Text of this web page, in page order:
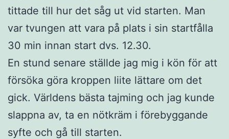
tittade till hur det såg ut vid starten. Man
var tvungen att vara på plats i sin startfålla
30 min innan start dvs. 12.30.
En stund senare ställde jag mig i kön för att
försöka göra kroppen liite lättare om det
gick. Världens bästa tajming och jag kunde
slappna av, ta en nötkräm i förebyggande
syfte och gå till starten.